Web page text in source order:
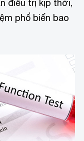
điều trị kịp thời,
phổ biến bao